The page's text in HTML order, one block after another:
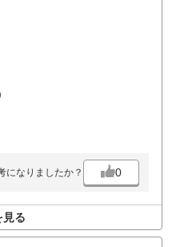
になりましたか？ 0
見る